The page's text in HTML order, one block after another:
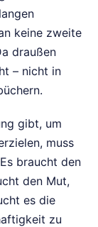
keine zweite
draußen
– nicht in
gibt, um
muss
braucht den
den Mut,
es die
zu